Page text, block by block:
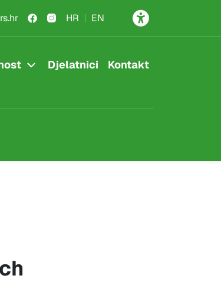
HR EN
Djelatnici Kontakt